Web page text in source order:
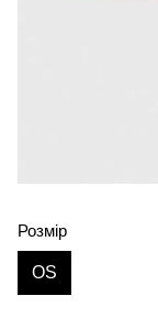
Розмір
OS